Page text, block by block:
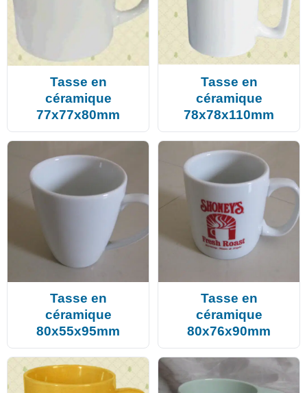
Tasse en
céramique
77x77x80mm
Tasse en
céramique
78x78x110mm
Tasse en
céramique
80x55x95mm
Tasse en
céramique
80x76x90mm